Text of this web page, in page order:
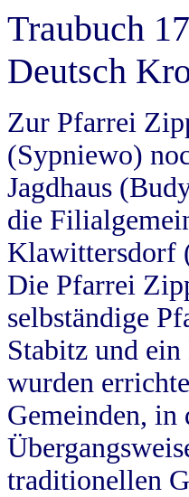
Traubuch
Deutsch
Zur Pfarrei
(Sypniewo)
Jagdhaus
die
Klawittersdorf
Die Pfarrei
selbständige
Stabitz und
wurden
Gemeinden, in
traditionellen